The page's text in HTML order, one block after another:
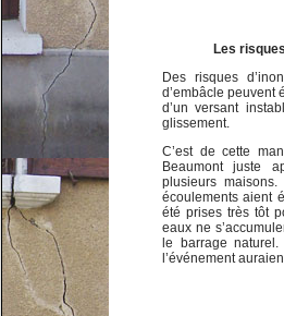
Les
Des risques
d’embâcle peuvent
d’un versant
glissement.
C’est de cette
Beaumont juste
plusieurs
écoulements aient
été prises très tôt
eaux ne
le barrage
l’événement